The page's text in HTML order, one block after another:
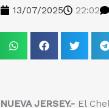
13/07/2025 22:02
NUEVA JERSEY.- El